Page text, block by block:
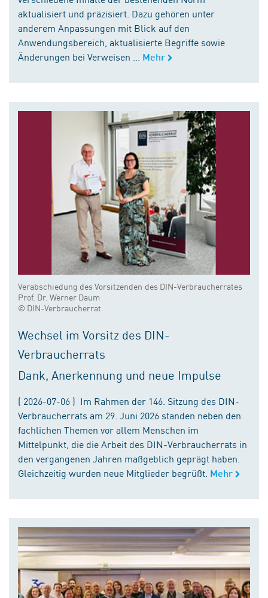
aktualisiert und präzisiert. Dazu gehören unter
anderem Anpassungen mit Blick auf den
Anwendungsbereich, aktualisierte Begriffe sowie
Änderungen bei Verweisen ...
Mehr
Verabschiedung des Vorsitzenden des DIN-Verbraucherrates
Prof. Dr. Werner Daum
© DIN-Verbraucherrat
Wechsel im Vorsitz des DIN-
Verbraucherrats
Dank, Anerkennung und neue Impulse
( 2026-07-06 ) Im Rahmen der 146. Sitzung des DIN-
Verbraucherrats am 29. Juni 2026 standen neben den
fachlichen Themen vor allem Menschen im
Mittelpunkt, die die Arbeit des DIN-Verbraucherrats in
den vergangenen Jahren maßgeblich geprägt haben.
Gleichzeitig wurden neue Mitglieder begrüßt. Mehr